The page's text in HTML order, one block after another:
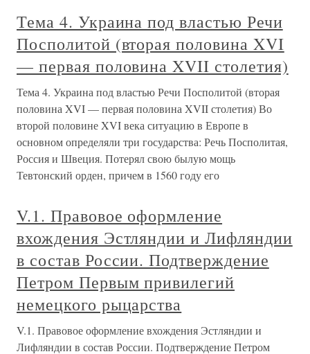
Тема 4. Украина под властью Речи
Посполитой (вторая половина XVI
— первая половина XVII столетия)
Тема 4. Украина под властью Речи Посполитой (вторая
половина XVI — первая половина XVII столетия) Во
второй половине XVI века ситуацию в Европе в
основном определяли три государства: Речь Посполитая,
Россия и Швеция. Потерял свою былую мощь
Тевтонский орден, причем в 1560 году его
V.1. Правовое оформление
вхождения Эстляндии и Лифляндии
в состав России. Подтверждение
Петром Первым привилегий
немецкого рыцарства
V.1. Правовое оформление вхождения Эстляндии и
Лифляндии в состав России. Подтверждение Петром